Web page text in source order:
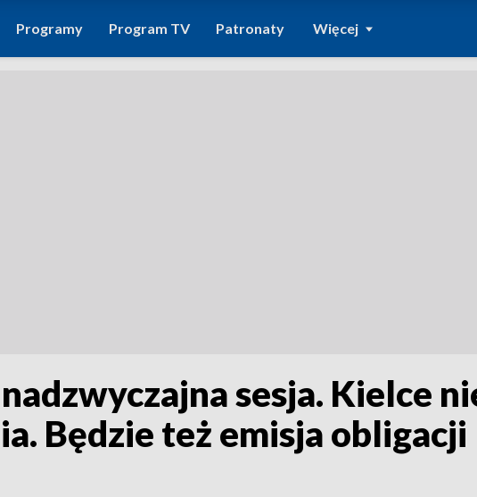
Programy Program TV Patronaty Więcej
sesja. Kielce
Będzie też emisja obligacji